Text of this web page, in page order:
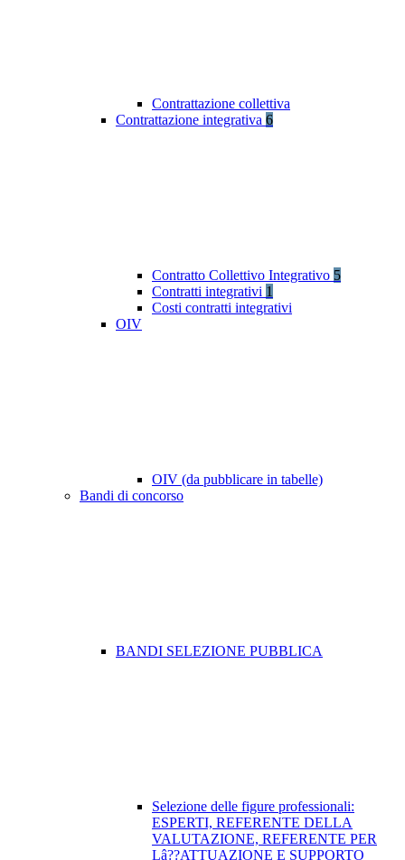
Contrattazione collettiva
Contrattazione integrativa 6
Contratto Collettivo Integrativo 5
Contratti integrativi 1
Costi contratti integrativi
OIV
OIV (da pubblicare in tabelle)
Bandi di concorso
BANDI SELEZIONE PUBBLICA
Selezione delle figure professionali:
ESPERTI, REFERENTE DELLA
VALUTAZIONE, REFERENTE PER
Lâ??ATTUAZIONE E SUPPORTO